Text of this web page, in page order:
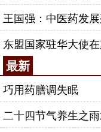
王国强：中医药发
东盟国家驻华大使
最新
巧用药膳调失眠
二十四节气养生之